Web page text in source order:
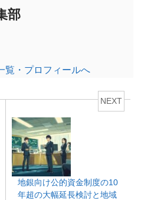
部
覧・プロフィールへ
NEXT
地銀向け公的資金制度の10
年超の大幅延長検討と地域